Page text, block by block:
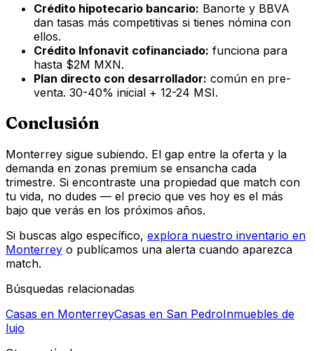
Crédito hipotecario bancario: Banorte y BBVA
dan tasas más competitivas si tienes nómina con
ellos.
Crédito Infonavit cofinanciado: funciona para
hasta $2M MXN.
Plan directo con desarrollador: común en pre-
venta. 30-40% inicial + 12-24 MSI.
Conclusión
Monterrey sigue subiendo. El gap entre la oferta y la
demanda en zonas premium se ensancha cada
trimestre. Si encontraste una propiedad que match con
tu vida, no dudes — el precio que ves hoy es el más
bajo que verás en los próximos años.
Si buscas algo específico, explora nuestro inventario en
Monterrey o publícamos una alerta cuando aparezca
match.
Búsquedas relacionadas
Casas en MonterreyCasas en San PedroInmuebles de
lujo